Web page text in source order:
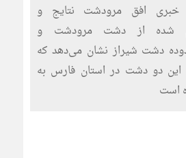
خبری افق مرودشت نتایج و
شده از دشت مرودشت و
دشت شیراز نشان می‌دهد که
دو دشت در استان فارس به
است